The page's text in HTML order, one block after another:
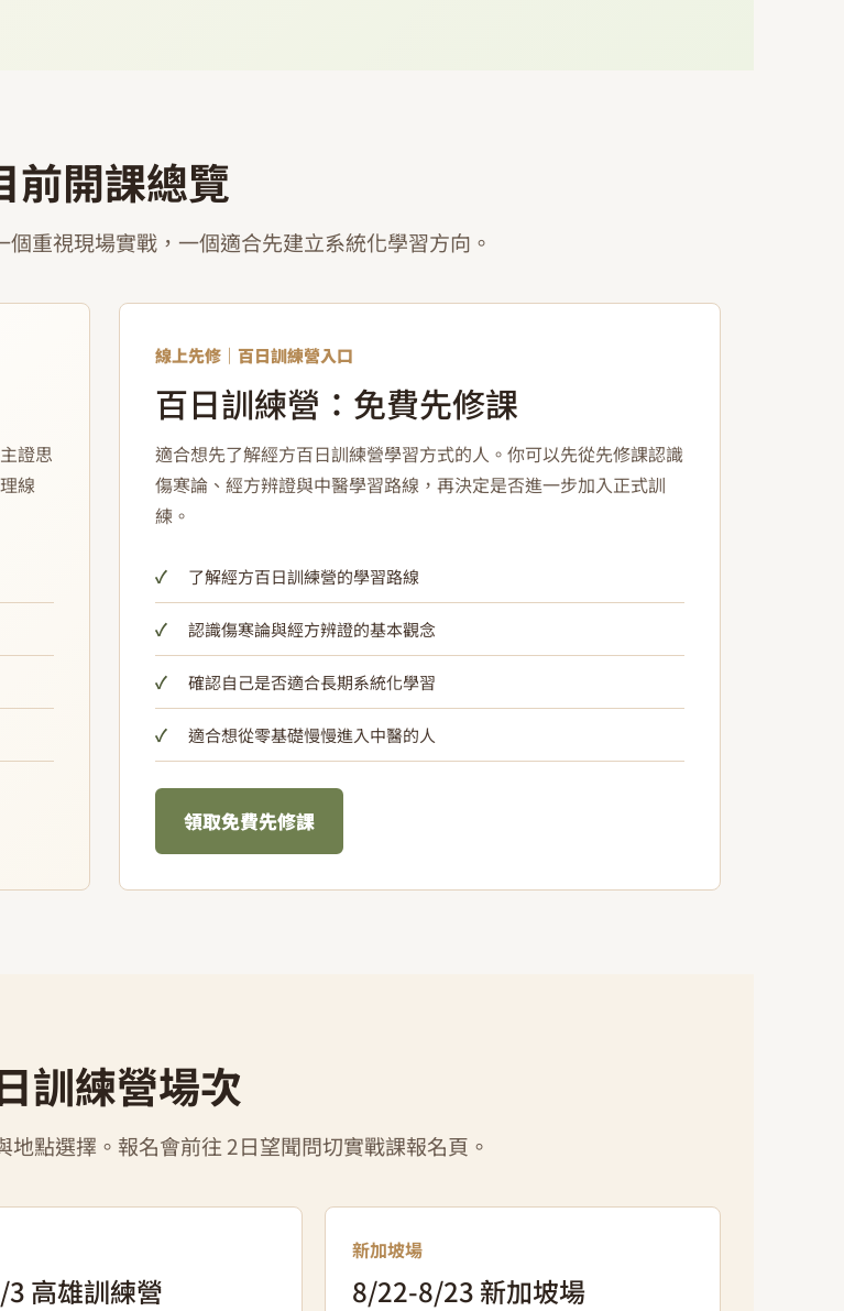
前開課總覽
重視現場實戰，一個適合先建立系統化學習方向。
證思
線
線上先修｜百日訓練營入口
百日訓練營：免費先修課
適合想先了解經方百日訓練營學習方式的人。你可以先從先修課認識
傷寒論、經方辨證與中醫學習路線，再決定是否進一步加入正式訓
練。
了解經方百日訓練營的學習路線
認識傷寒論與經方辨證的基本觀念
確認自己是否適合長期系統化學習
適合想從零基礎慢慢進入中醫的人
領取免費先修課
訓練營場次
點選擇。報名會前往 2日望聞問切實戰課報名頁。
高雄訓練營
新加坡場
8/22-8/23 新加坡場